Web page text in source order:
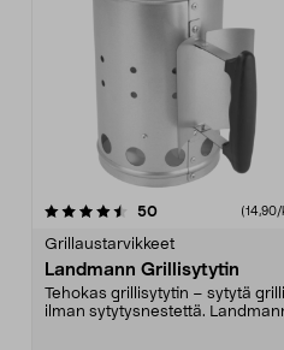
50arvostelut (14,90/
Grillaustarvikkeet
Landmann Grillisytytin
Tehokas grillisytytin – sytytä grilli
ilman sytytysnestettä.